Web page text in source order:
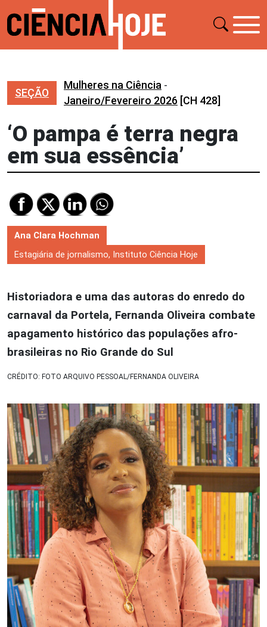
SEÇÃO
Mulheres na Ciência -
Janeiro/Fevereiro 2026 [CH 428]
‘O pampa é terra negra
em sua essência’
Ana Clara Hochman
Estagiária de jornalismo, Instituto Ciência Hoje
Historiadora e uma das autoras do enredo do
carnaval da Portela, Fernanda Oliveira combate
apagamento histórico das populações afro-
brasileiras no Rio Grande do Sul
CRÉDITO: FOTO ARQUIVO PESSOAL/FERNANDA OLIVEIRA